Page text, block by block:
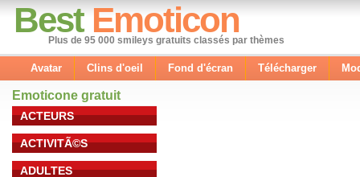
Best Emoticon
Plus de 95 000 smileys gratuits classés par thèmes
Avatar Clins d'oeil Fond d'écran Télécharger
Emoticone gratuit
ACTEURS
ACTIVITÃ©S
ADULTES